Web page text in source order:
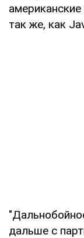
так же, как
дальше с